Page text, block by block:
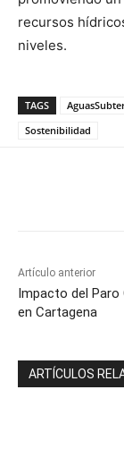
recursos
niveles.
TAGS
Sostenibilidad
Artículo anterior
Impacto del Paro
en Cartagena
ARTÍCULOS